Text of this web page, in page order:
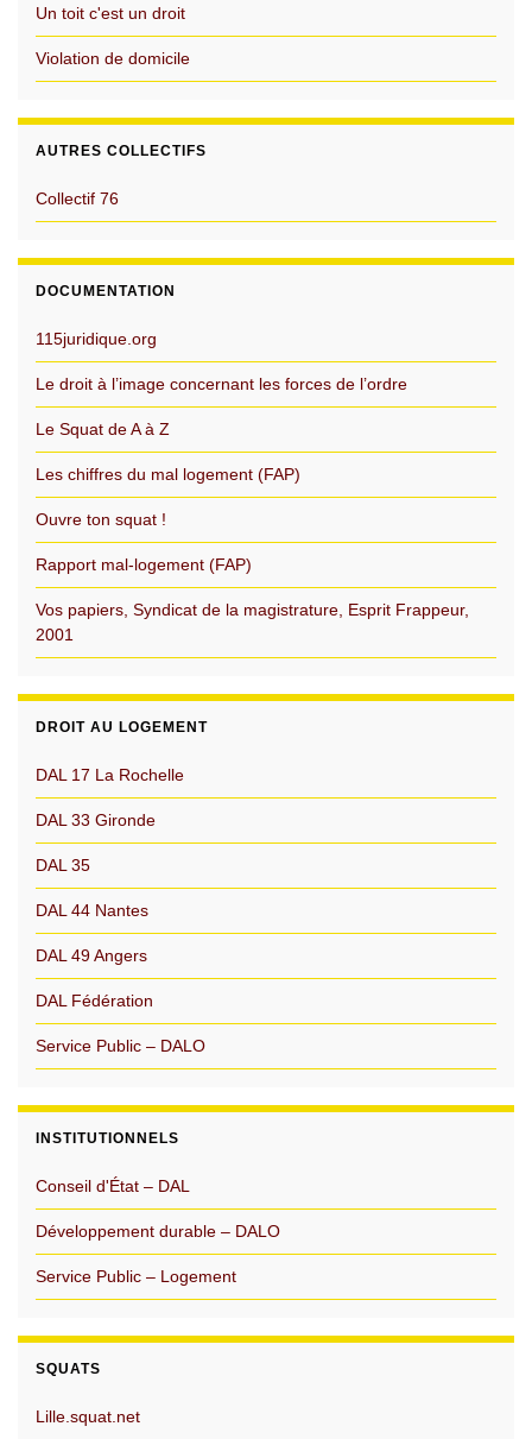
Un toit c'est un droit
Violation de domicile
AUTRES COLLECTIFS
Collectif 76
DOCUMENTATION
115juridique.org
Le droit à l’image concernant les forces de l’ordre
Le Squat de A à Z
Les chiffres du mal logement (FAP)
Ouvre ton squat !
Rapport mal-logement (FAP)
Vos papiers, Syndicat de la magistrature, Esprit Frappeur,
2001
DROIT AU LOGEMENT
DAL 17 La Rochelle
DAL 33 Gironde
DAL 35
DAL 44 Nantes
DAL 49 Angers
DAL Fédération
Service Public – DALO
INSTITUTIONNELS
Conseil d'État – DAL
Développement durable – DALO
Service Public – Logement
SQUATS
Lille.squat.net